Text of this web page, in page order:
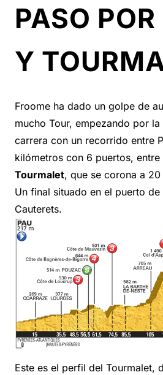
PASO
Y
Froome ha dado un golpe de
mucho Tour, empezando por la
carrera con un recorrido entre
kilómetros con 6 puertos, entre
Tourmalet, que se corona a
Un final situado en el puerto
Cauterets.
Este es el perfil del Tourmalet,